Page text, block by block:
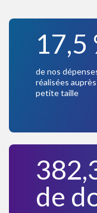
17,5
de nos
réalisées
petite taille
de